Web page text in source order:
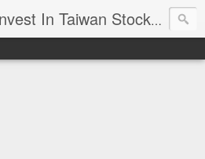
上班族投資理財 - Invest In Taiwan Stock Market